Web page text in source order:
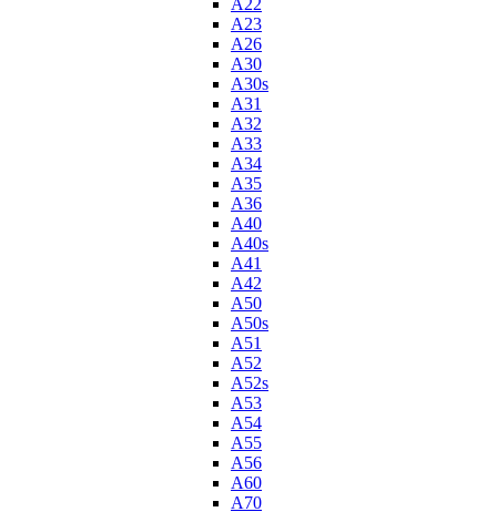
A22
A23
A26
A30
A30s
A31
A32
A33
A34
A35
A36
A40
A40s
A41
A42
A50
A50s
A51
A52
A52s
A53
A54
A55
A56
A60
A70